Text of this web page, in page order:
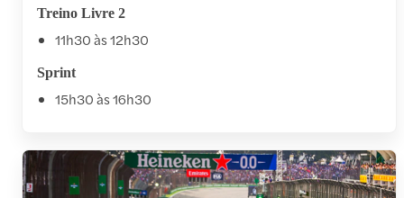
Treino Livre 2
11h30 às 12h30
Sprint
15h30 às 16h30